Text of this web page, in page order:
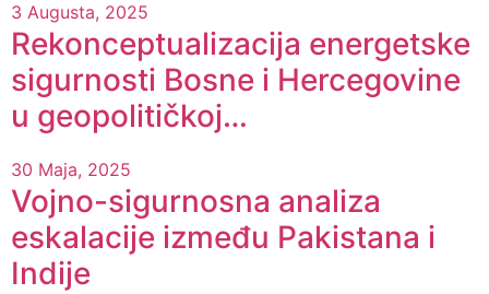
3 Augusta, 2025
Rekonceptualizacija energetske
sigurnosti Bosne i Hercegovine
u geopolitičkoj…
30 Maja, 2025
Vojno-sigurnosna analiza
eskalacije između Pakistana i
Indije